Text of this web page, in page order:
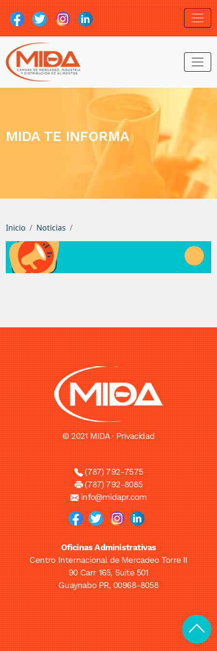
MIDA TE INFORMA
Inicio Noticias
© 2021 MIDA ·Privacidad
(787) 792-7575
(787) 792-8085
info@midapr.com
Oficinas Administrativas
Centro Internacional de Mercadeo Torre II
90 Carr 165, Suite 501
Guaynabo PR, 00968-8058